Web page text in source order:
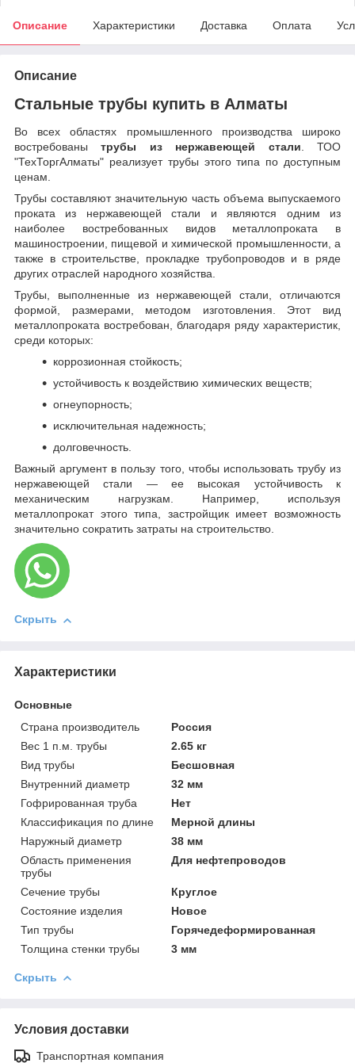
Описание Характеристики Доставка Оплата
Описание
Стальные трубы купить в Алматы
Во всех областях промышленного производства широко
востребованытрубы из нержавеющей стали. ТОО
"ТехТоргАлматы" реализует трубы этого типа по доступным
ценам.
Трубы составляют значительную часть объема выпускаемого
проката из нержавеющей стали и являются одним из
наиболее востребованных видов металлопроката в
машиностроении, пищевой и химической промышленности, а
также в строительстве, прокладке трубопроводов и в ряде
других отраслей народного хозяйства.
Трубы, выполненные из нержавеющей стали, отличаются
формой, размерами, методом изготовления. Этот вид
металлопроката востребован, благодаря ряду характеристик,
среди которых:
коррозионная стойкость;
устойчивость к воздействию химических веществ;
огнеупорность;
исключительная надежность;
долговечность.
Важный аргумент в пользу того, чтобы использовать трубу из
нержавеющей стали — ее высокая устойчивость к
механическим нагрузкам. Например, используя
металлопрокат этого типа, застройщик имеет возможность
значительно сократить затраты на строительство.
Скрыть
Характеристики
Основные
Страна производитель
Россия
Вес 1 п.м. трубы
2.65 кг
Вид трубы
Бесшовная
Внутренний диаметр
32 мм
Гофрированная труба
Нет
Классификация по длине
Мерной длины
Наружный диаметр
38 мм
Область применения
трубы
Для нефтепроводов
Сечение трубы
Круглое
Состояние изделия
Новое
Тип трубы
Горячедеформированная
Толщина стенки трубы
3 мм
Скрыть
Условия доставки
Транспортная компания